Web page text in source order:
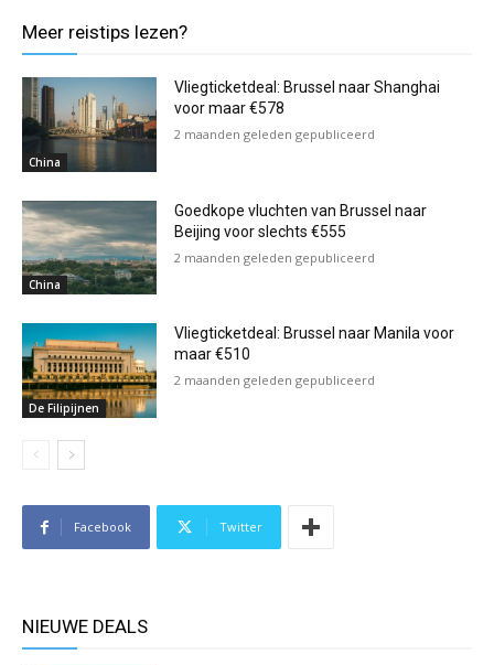
Meer reistips lezen?
China
Vliegticketdeal: Brussel naar Shanghai
voor maar €578
2 maanden geleden gepubliceerd
China
Goedkope vluchten van Brussel naar
Beijing voor slechts €555
2 maanden geleden gepubliceerd
De Filipijnen
Vliegticketdeal: Brussel naar Manila voor
maar €510
2 maanden geleden gepubliceerd
Facebook Twitter
NIEUWE DEALS